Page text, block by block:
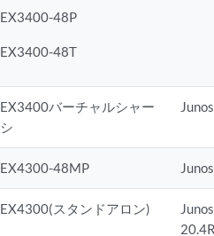
EX3400-48P
EX3400-48T
EX3400バーチャルシャー
シ
EX4300-48MP
EX4300(スタンドアロン)